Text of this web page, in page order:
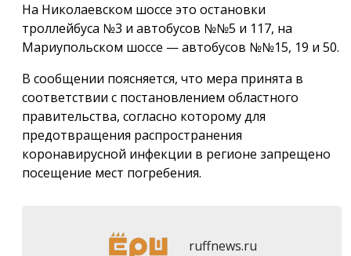
На Николаевском шоссе это остановки
троллейбуса №3 и автобусов №№5 и 117, на
Мариупольском шоссе — автобусов №№15, 19 и 50.
В сообщении поясняется, что мера принята в
соответствии с постановлением областного
правительства, согласно которому для
предотвращения распространения
коронавирусной инфекции в регионе запрещено
посещение мест погребения.
ruffnews.ru